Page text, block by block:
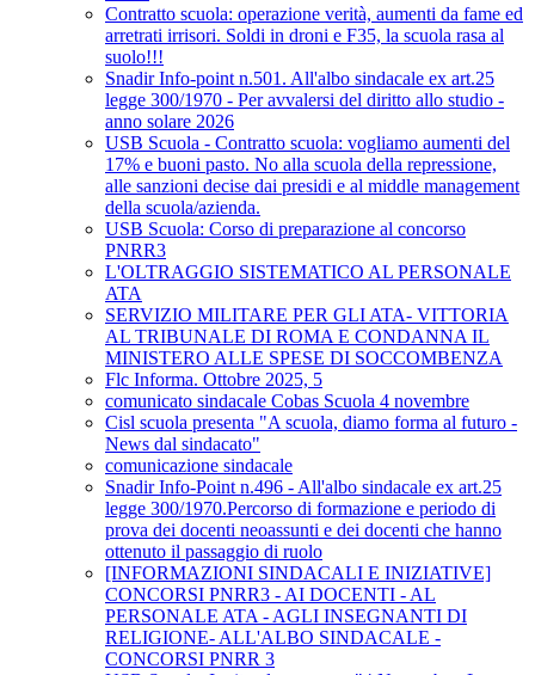
Contratto scuola: operazione verità, aumenti da fame ed
arretrati irrisori. Soldi in droni e F35, la scuola rasa al
suolo!!!
Snadir Info-point n.501. All'albo sindacale ex art.25
legge 300/1970 - Per avvalersi del diritto allo studio -
anno solare 2026
USB Scuola - Contratto scuola: vogliamo aumenti del
17% e buoni pasto. No alla scuola della repressione,
alle sanzioni decise dai presidi e al middle management
della scuola/azienda.
USB Scuola: Corso di preparazione al concorso
PNRR3
L'OLTRAGGIO SISTEMATICO AL PERSONALE
ATA
SERVIZIO MILITARE PER GLI ATA- VITTORIA
AL TRIBUNALE DI ROMA E CONDANNA IL
MINISTERO ALLE SPESE DI SOCCOMBENZA
Flc Informa. Ottobre 2025, 5
comunicato sindacale Cobas Scuola 4 novembre
Cisl scuola presenta "A scuola, diamo forma al futuro -
News dal sindacato"
comunicazione sindacale
Snadir Info-Point n.496 - All'albo sindacale ex art.25
legge 300/1970.Percorso di formazione e periodo di
prova dei docenti neoassunti e dei docenti che hanno
ottenuto il passaggio di ruolo
[INFORMAZIONI SINDACALI E INIZIATIVE]
CONCORSI PNRR3 - AI DOCENTI - AL
PERSONALE ATA - AGLI INSEGNANTI DI
RELIGIONE- ALL'ALBO SINDACALE -
CONCORSI PNRR 3